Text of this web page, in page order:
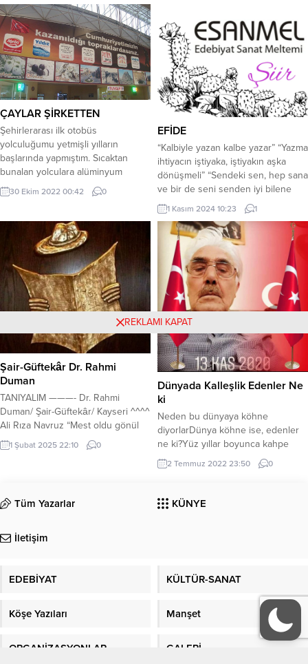
sonraki maaşta, bir sonraki evde,
bir sonraki başarıda, belki de hiç
gelmeyecek “doğru zaman”ın
içinde…...
ÇAYLAR ŞİRKETTEN
Şehirlerarası ilk otobüs
yolculuğumu yetmişli yılların
başlarında yapmıştım. Sıcaktan
bunalan yolculara alüminyum
kapaklı cam şişelerde Topçam
Madran suyu veriliyordu. İki saati
bir tesiste on dakika ihtiyaç molası
verilirdi. Otobüs mola yerine
yanaşırken muavin “Otobüsümüz
falanca dinlenme tesislerinde on
dakika ihtiyaç molası vermiştir.
Çaylar şirketimizdendir” diye
anons...
30 Ekim 2022 00:42 0
EFİDE
“Kalbiyle yazan kalbe yazar” “Yazma
ihtiyacın iştiyaka, iştiyakın aşka
dönüşmeli” “Sendeki sen, hep sana
ve bir de seni senden iyi bilene
kalsın” (Ömer SEVİNÇGÜL)
Yaşanılanlar haddizatında olması
gerektiği gibi midir? Teslim mi
olmak gerekir yazılan kadere
yaşanılan hayata yoksa müdahale
mi etmek gerekir? Yetişemiyoruz
zamana ve yapmak istediklerimize.
Nedir bizi...
1 Kasım 2024 10:23 1
Şair-Güftekâr Dr. Rahmi
Duman
TANIYALIM ———- Dr. Rahmi
Duman/ Şair-Güftekâr/ Kayseri ^^^^
Ali Rıza Navruz “Mest oldu gönül
gözlerini gördüğüm akşam Ömrüm
senin aşkınla helâk olsa da
Beste: Şerif İçli Güfte: Rahmi
itibariyle...
1 Şubat 2025 22:10 0
Dünyada Kalleşlik Edenler Ne
ki
Neden bu dünyaya köhne
diyorlarDünya köhne ise, edenler
ne ki?Yüz yıllar boyunca kahpe
diyorlarDünyada kahpelik edenler
ne ki? Acıları biz yarattık biz
biz döktükİkbal’i biz yaptık biz
boyun büktükHalada bu yolda
2 Temmuz 2022 23:50 0
Tüm Yazarlar KÜNYE
İletişim
EDEBİYAT KÜLTÜR-SANAT
Köşe Yazıları Manşet
ORGANİZASYONLAR GALERİ
REKLAMI KAPAT